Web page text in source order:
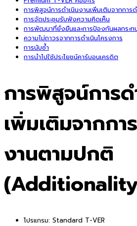
การพิสูจน์การดำเนินงานเพิ่มเติมจากการ
การจัดประชุมรับฟังความคิดเห็น
การพัฒนาที่ยั่งยืนและการป้องกันผลกระท
ความไม่ถาวรจากการดำเนินโครงการ
การนับซ้ำ
การนำไปใช้ประโยชน์คาร์บอนเครดิต
การพิสูจน์การด
เพิ่มเติมจากกา
งานตามปกติ
โปรแกรม: Standard T-VER